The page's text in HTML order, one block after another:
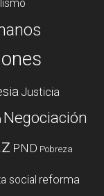
Justicia
Negociación
PND Pobreza
social reforma